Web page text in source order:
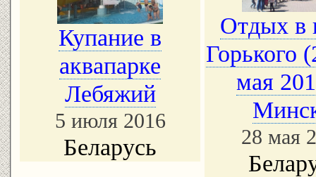
Купание в
аквапарке
Лебяжий
5 июля 2016
Беларусь
Отдых в
Горького
мая
28 мая